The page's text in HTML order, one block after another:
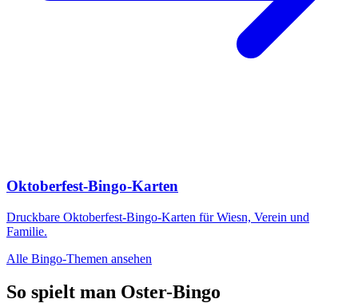
Oktoberfest-Bingo-Karten
Druckbare Oktoberfest-Bingo-Karten für Wiesn, Verein und
Familie.
Alle Bingo-Themen ansehen
So spielt man Oster-Bingo